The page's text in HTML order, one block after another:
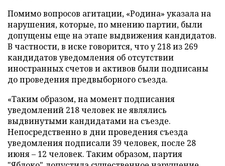
Помимо вопросов агитации, «Родина» указала на
нарушения, которые, по мнению партии, были
допущены еще на этапе выдвижения кандидатов.
В частности, в иске говорится, что у 218 из 269
кандидатов уведомления об отсутствии
иностранных счетов и активов были подписаны
до проведения предвыборного съезда.
«Таким образом, на момент подписания
уведомлений 218 человек не являлись
выдвинутыми кандидатами на съезде.
Непосредственно в дни проведения съезда
уведомления подписали 39 человек, после 28
июня – 12 человек. Таким образом, партия